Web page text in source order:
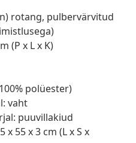
rotang, pulbervärvitud
(P x L x K)
polüester)
vaht
puuvillakiud
55 x 3 cm (L x S x